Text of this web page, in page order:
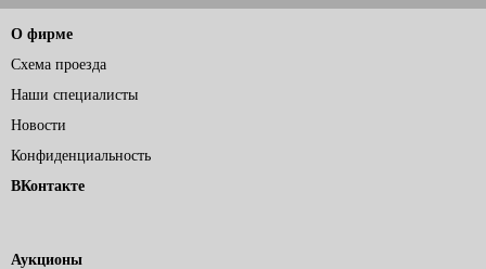
О фирме
Схема проезда
Наши специалисты
Новости
Конфиденциальность
ВКонтакте
Аукционы